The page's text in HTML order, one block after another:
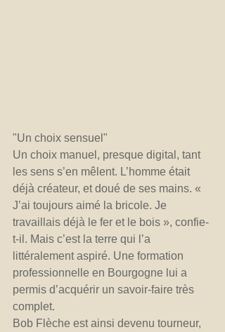
"Un choix sensuel"
Un choix manuel, presque digital, tant
les sens s’en mêlent. L’homme était
déjà créateur, et doué de ses mains. «
J’ai toujours aimé la bricole. Je
travaillais déjà le fer et le bois », confie-
t-il. Mais c’est la terre qui l’a
littéralement aspiré. Une formation
professionnelle en Bourgogne lui a
permis d’acquérir un savoir-faire très
complet.
Bob Flèche est ainsi devenu tourneur,